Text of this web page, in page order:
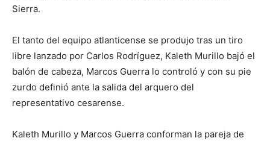
Sierra.
El tanto del equipo atlanticense se produjo tras un tiro
libre lanzado por Carlos Rodríguez, Kaleth Murillo bajó el
balón de cabeza, Marcos Guerra lo controló y con su pie
zurdo definió ante la salida del arquero del
representativo cesarense.
Kaleth Murillo y Marcos Guerra conforman la pareja de